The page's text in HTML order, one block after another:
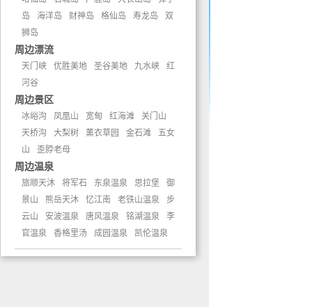
岛
海洋岛 财神岛 格仙岛 寿龙岛
双
狮岛
周边漂流
天门峡 优胜美地 圣谷美地 九水峡
红
河谷
周边景区
冰峪沟 凤凰山 宽甸 红海滩
关门山
天桥沟
大梨树 薰衣草园 金石滩
五女
山
歪脖老母
周边温泉
旅顺天沐 将军石 东泉温泉 思拉堡
御
景山
熊岳天沐 忆江南 老铁山温泉
步
云山
安波温泉 唐风温泉 铭湖温泉
李
官温泉
香格里汤 成园温泉 凯伦温泉